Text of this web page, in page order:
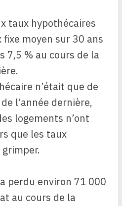
taux hypothécaires
fixe moyen sur 30 ans
7,5 % au cours de la
n’était que de
l’année dernière,
logements n’ont
que les taux
perdu environ 71 000
au cours de la